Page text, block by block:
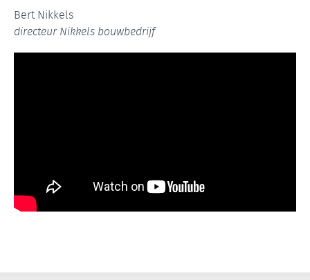
Bert Nikkels
directeur Nikkels bouwbedrijf